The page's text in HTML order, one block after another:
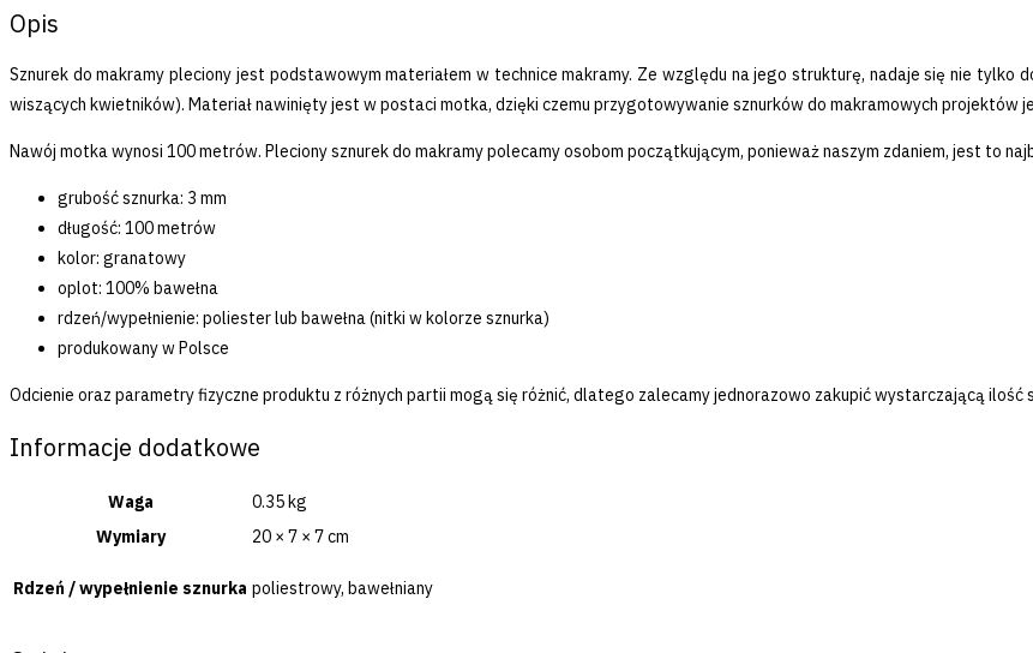
Opis
Sznurek do makramy pleciony jest podstawowym materiałem w technice makramy. Ze względu na jego strukturę, nadaje się nie tylko
wiszących kwietników). Materiał nawinięty jest w postaci motka, dzięki czemu przygotowywanie sznurków do makramowych projektów
Nawój motka wynosi 100 metrów. Pleciony sznurek do makramy polecamy osobom początkującym, ponieważ naszym zdaniem, jest to
grubość sznurka: 3 mm
długość: 100 metrów
kolor: granatowy
oplot: 100% bawełna
rdzeń/wypełnienie: poliester lub bawełna (nitki w kolorze sznurka)
produkowany w Polsce
Odcienie oraz parametry fizyczne produktu z różnych partii mogą się różnić, dlatego zalecamy jednorazowo zakupić wystarczającą ilość
Informacje dodatkowe
Waga
0.35 kg
Wymiary
20 × 7 × 7 cm
Rdzeń / wypełnienie sznurka poliestrowy, bawełniany